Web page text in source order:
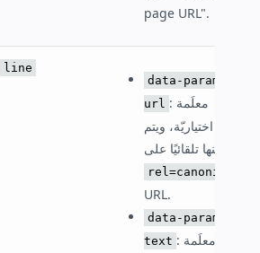
page URL".
line
data-param-
url : معلَمة
اختياريّة، ويتم
rel=canonical
URL.
data-param-
text : معلَمة